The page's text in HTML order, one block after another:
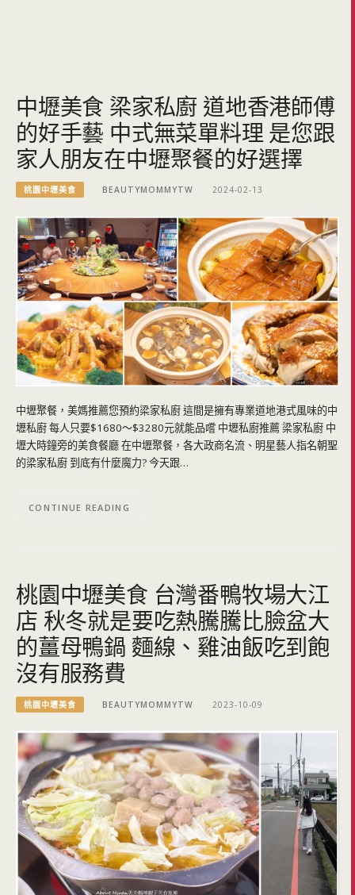
中壢美食 梁家私廚 道地香港師傅
的好手藝 中式無菜單料理 是您跟
家人朋友在中壢聚餐的好選擇
桃園中壢美食 BEAUTYMOMMYTW 2024-02-13
中壢聚餐，美媽推薦您預約梁家私廚 這間是擁有專業道地港式風味的中
壢私廚 每人只要$1680～$3280元就能品嚐 中壢私廚推薦 梁家私廚 中
壢大時鐘旁的美食餐廳 在中壢聚餐，各大政商名流、明星藝人指名朝聖
的梁家私廚 到底有什麼魔力? 今天跟…
CONTINUE READING
桃園中壢美食 台灣番鴨牧場大江
店 秋冬就是要吃熱騰騰比臉盆大
的薑母鴨鍋 麵線、雞油飯吃到飽
沒有服務費
桃園中壢美食 BEAUTYMOMMYTW 2023-10-09